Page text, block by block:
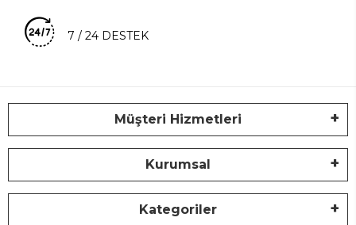
7 / 24 DESTEK
Müşteri Hizmetleri
Kurumsal
Kategoriler